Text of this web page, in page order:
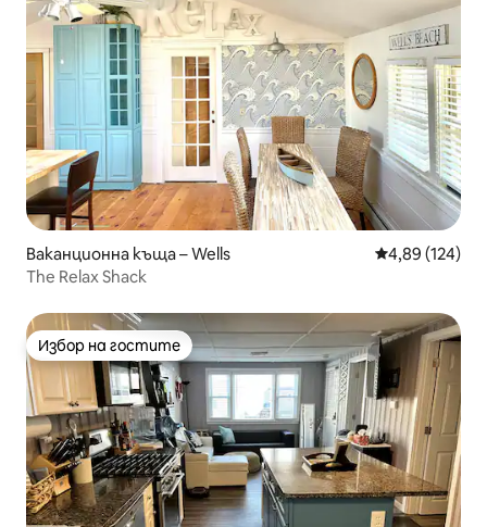
Ваканционна къща – Wells Средна
4,89 (124)
The Relax Shack
Избор на гостите
Избор на гостите